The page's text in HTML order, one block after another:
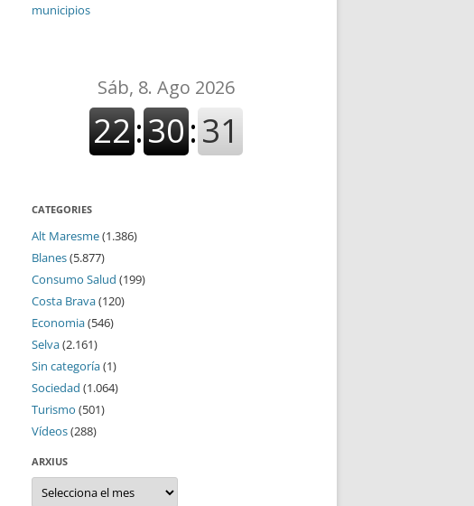
municipios
CATEGORIES
Alt Maresme(1.386)
Blanes(5.877)
Consumo Salud (199)
Costa Brava(120)
Economia(546)
Selva(2.161)
Sin categoría(1)
Sociedad (1.064)
Turismo (501)
Vídeos(288)
ARXIUS
Arxius